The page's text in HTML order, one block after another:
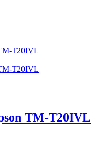
TM-T20IVL